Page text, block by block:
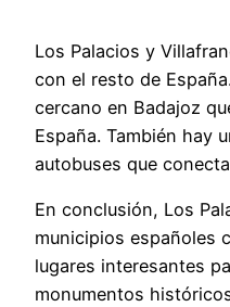
Los Palacios y
con el resto de
cercano en Badajoz
España. También hay
autobuses que
En conclusión, Los
municipios españoles
lugares interesantes
monumentos